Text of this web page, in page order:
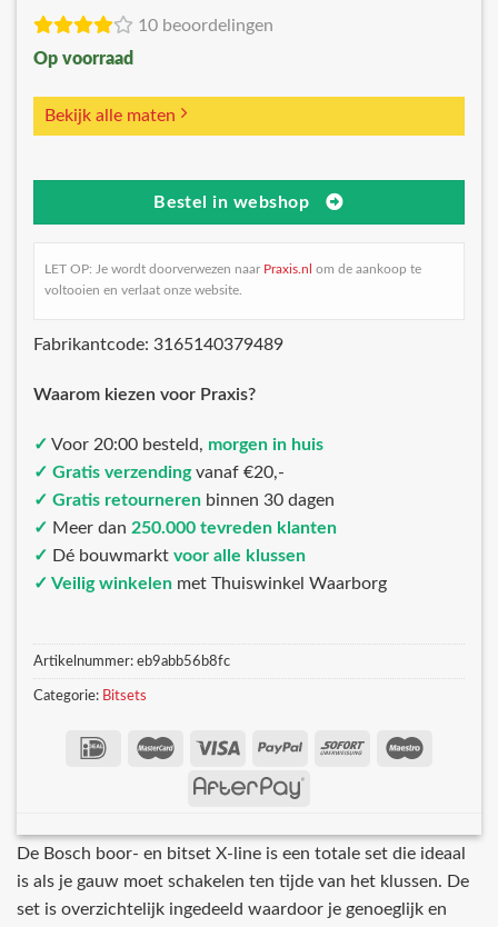
10 beoordelingen
Op voorraad
Bekijk alle maten
Bestel in webshop
LET OP: Je wordt doorverwezen naar Praxis.nl om de aankoop te
voltooien en verlaat onze website.
Fabrikantcode: 3165140379489
Waarom kiezen voor Praxis?
✓ Voor 20:00 besteld, morgen in huis
✓ Gratis verzendingvanaf €20,-
✓ Gratis retourneren binnen 30 dagen
✓ Meer dan 250.000 tevreden klanten
✓ Dé bouwmarkt voor alle klussen
✓ Veilig winkelen met Thuiswinkel Waarborg
Artikelnummer: eb9abb56b8fc
Categorie: Bitsets
De Bosch boor- en bitset X-line is een totale set die ideaal
is als je gauw moet schakelen ten tijde van het klussen. De
set is overzichtelijk ingedeeld waardoor je genoeglijk en